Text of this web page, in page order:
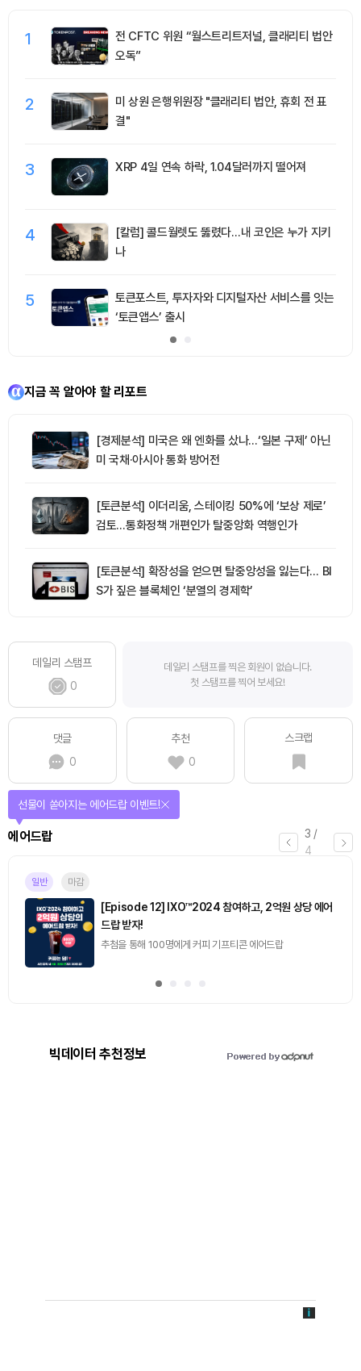
1
전 CFTC 위원 “월스트리트저널, 클래리티 법안
오독”
2
미 상원 은행위원장 "클래리티 법안, 휴회 전 표
결"
3 XRP 4일 연속 하락, 1.04달러까지 떨어져
4
[칼럼] 콜드월렛도 뚫렸다…내 코인은 누가 지키
나
5
토큰포스트, 투자자와 디지털자산 서비스를 잇는
‘토큰앱스’ 출시
지금 꼭 알아야 할 리포트
[경제분석] 미국은 왜 엔화를 샀나…‘일본 구제’ 아닌
미 국채·아시아 통화 방어전
[토큰분석] 이더리움, 스테이킹 50%에 ‘보상 제로’
검토…통화정책 개편인가 탈중앙화 역행인가
[토큰분석] 확장성을 얻으면 탈중앙성을 잃는다… BI
S가 짚은 블록체인 ‘분열의 경제학’
데일리 스탬프
0
데일리 스탬프를 찍은 회원이 없습니다.
첫 스탬프를 찍어 보세요!
댓글
0
추천
0
스크랩
3 /
4
에어드랍
선물이 쏟아지는 에어드랍 이벤트!
일반 마감
[Episode 12] IXO™2024 참여하고, 2억원 상당 에어
드랍 받자!
추첨을 통해 100명에게 커피 기프티콘 에어드랍
빅데이터 추천정보